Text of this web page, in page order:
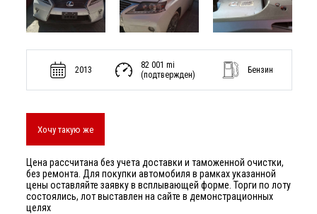
2013
82 001 mi
(подтвержден)
Бензин
Хочу такую же
Цена рассчитана без учета доставки и таможенной очистки,
без ремонта. Для покупки автомобиля в рамках указанной
цены оставляйте заявку в всплывающей форме. Торги по лоту
состоялись, лот выставлен на сайте в демонстрационных
целях